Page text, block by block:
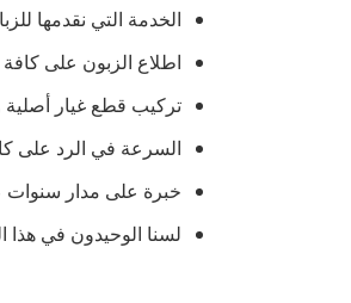
الخدمة التي نقدمها
اطلاع الزبون على
تركيب قطع غيار أصلية
السرعة في الرد على
خبرة على مدار سنوات
لسنا الوحيدون في هذا